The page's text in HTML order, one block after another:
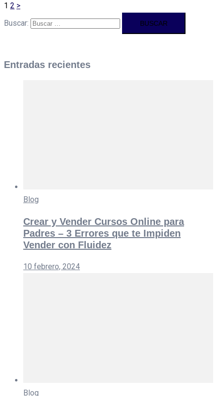
1 2 >
Buscar:
Entradas recientes
Blog
Crear y Vender Cursos Online para
Padres – 3 Errores que te Impiden
Vender con Fluidez
10 febrero, 2024
Blog